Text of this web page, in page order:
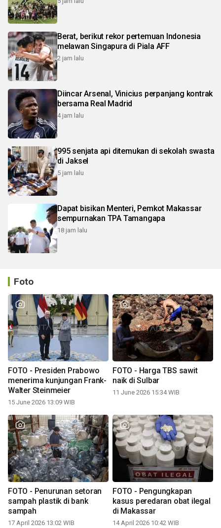
Berat, berikut rekor pertemuan Indonesia
melawan Singapura di Piala AFF
2 jam lalu
Diincar Arsenal, Vinicius perpanjang kontrak
bersama Real Madrid
4 jam lalu
995 senjata api ditemukan di sekolah swasta
di Jaksel
5 jam lalu
Dapat bisikan Menteri, Pemkot Makassar
sempurnakan TPA Tamangapa
18 jam lalu
Foto
FOTO - Presiden Prabowo
menerima kunjungan Frank-
Walter Steinmeier
15 June 2026 13:09 WIB
FOTO - Harga TBS sawit
naik di Sulbar
11 June 2026 15:34 WIB
FOTO - Penurunan setoran
sampah plastik di bank
sampah
17 April 2026 13:02 WIB
FOTO - Pengungkapan
kasus peredaran obat ilegal
di Makassar
14 April 2026 10:42 WIB